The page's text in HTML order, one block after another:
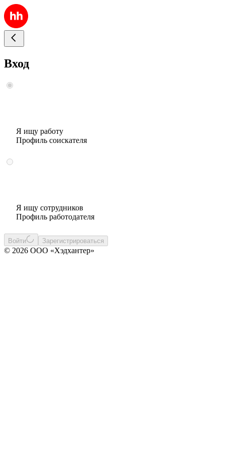
Вход
Я ищу работу
Профиль соискателя
Я ищу сотрудников
Профиль работодателя
Войти Зарегистрироваться
© 2026 ООО «Хэдхантер»